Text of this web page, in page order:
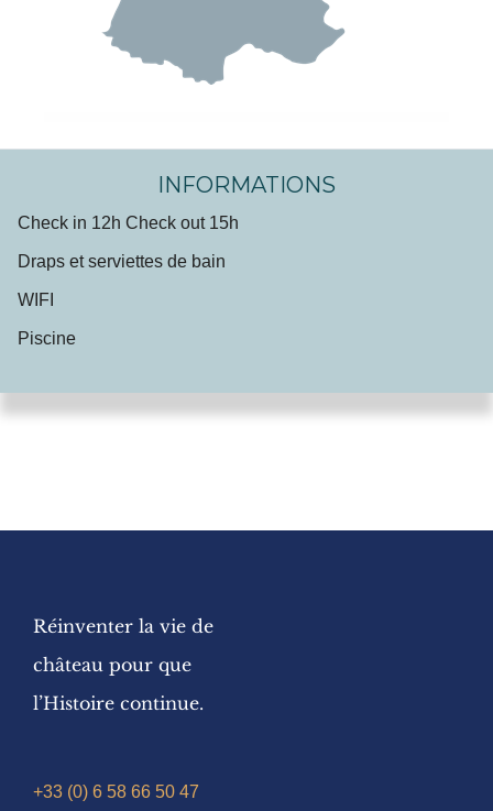
INFORMATIONS
Check in 12h Check out 15h
Draps et serviettes de bain
WIFI
Piscine
Réinventer la vie de
château pour que
l’Histoire continue.
+33 (0) 6 58 66 50 47